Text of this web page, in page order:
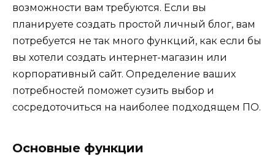
возможности вам требуются. Если вы
планируете создать простой личный блог, вам
потребуется не так много функций, как если бы
вы хотели создать интернет-магазин или
корпоративный сайт. Определение ваших
потребностей поможет сузить выбор и
сосредоточиться на наиболее подходящем ПО.
Основные функции